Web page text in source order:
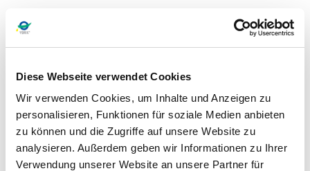
Diese Webseite verwendet Cookies
Wir verwenden Cookies, um Inhalte und Anzeigen zu
personalisieren, Funktionen für soziale Medien anbieten
zu können und die Zugriffe auf unsere Website zu
analysieren. Außerdem geben wir Informationen zu Ihrer
Verwendung unserer Website an unsere Partner für